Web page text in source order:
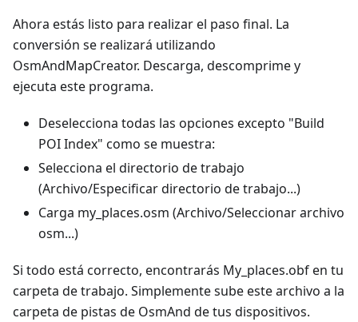
Ahora estás listo para realizar el paso final. La
conversión se realizará utilizando
OsmAndMapCreator. Descarga, descomprime y
ejecuta este programa.
Deselecciona todas las opciones excepto "Build
POI Index" como se muestra:
Selecciona el directorio de trabajo
(Archivo/Especificar directorio de trabajo...)
Carga my_places.osm (Archivo/Seleccionar archivo
osm...)
Si todo está correcto, encontrarás My_places.obf en tu
carpeta de trabajo. Simplemente sube este archivo a la
carpeta de pistas de OsmAnd de tus dispositivos.